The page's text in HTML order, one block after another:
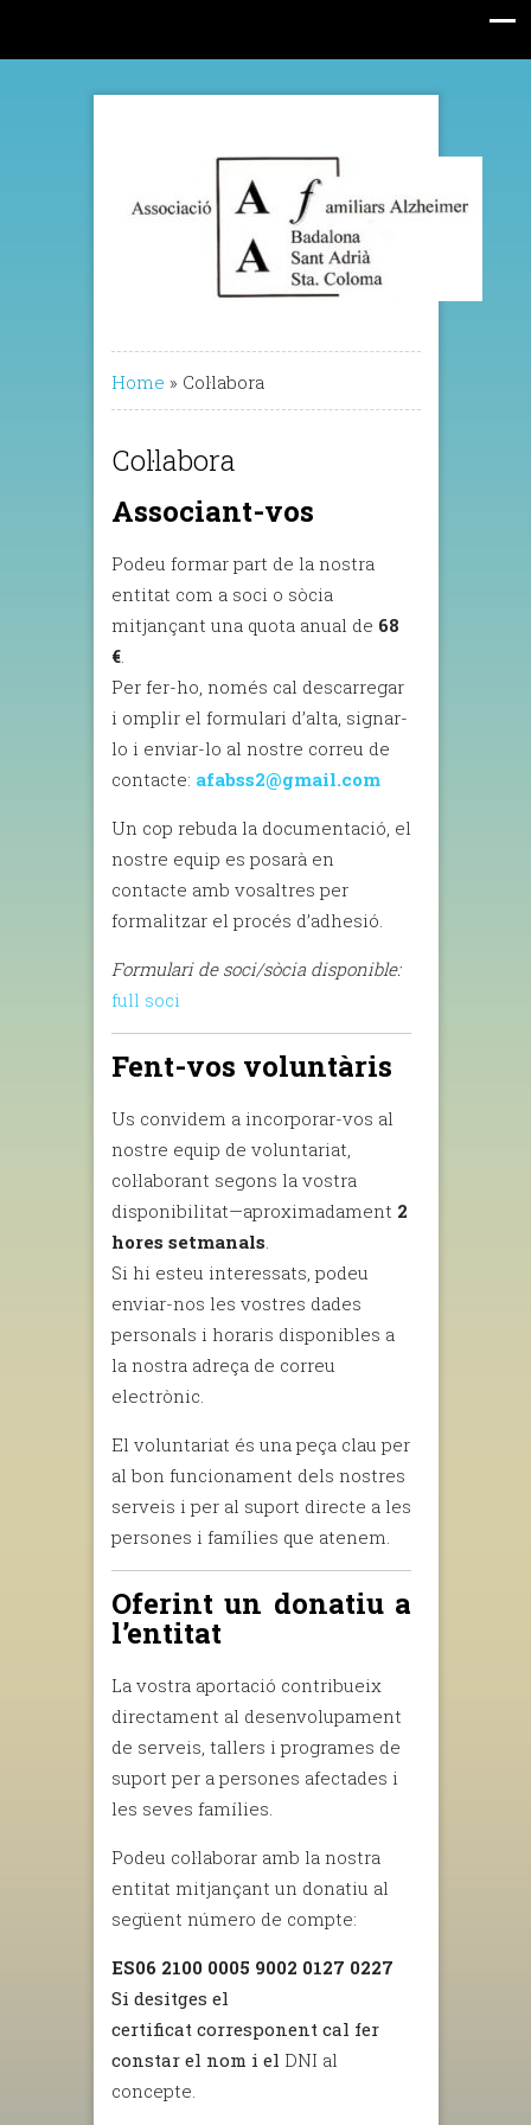
Home » Col·labora
Col·labora
Associant-vos
Podeu formar part de la nostra
entitat com a soci o sòcia
mitjançant una quota anual de 68
€.
Per fer-ho, només cal descarregar
i omplir el formulari d’alta, signar-
lo i enviar-lo al nostre correu de
contacte: afabss2@gmail.com
Un cop rebuda la documentació, el
nostre equip es posarà en
contacte amb vosaltres per
formalitzar el procés d’adhesió.
Formulari de soci/sòcia disponible:
full soci
Fent-vos voluntàris
Us convidem a incorporar-vos al
nostre equip de voluntariat,
col·laborant segons la vostra
disponibilitat—aproximadament 2
hores setmanals.
Si hi esteu interessats, podeu
enviar-nos les vostres dades
personals i horaris disponibles a
la nostra adreça de correu
electrònic.
El voluntariat és una peça clau per
al bon funcionament dels nostres
serveis i per al suport directe a les
persones i famílies que atenem.
Oferint un donatiu a
l’entitat
La vostra aportació contribueix
directament al desenvolupament
de serveis, tallers i programes de
suport per a persones afectades i
les seves famílies.
Podeu col·laborar amb la nostra
entitat mitjançant un donatiu al
següent número de compte:
ES06 2100 0005 9002 0127 0227
Si desitges el
certificat corresponent cal fer
constar el nom i el DNI al
concepte.